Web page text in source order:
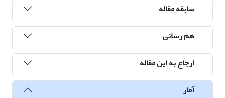
سابقه مقاله
هم رسانی
ارجاع به این مقاله
آمار